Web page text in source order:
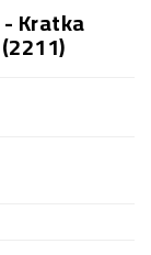
Kratka